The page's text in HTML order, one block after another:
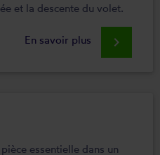
et la descente du volet.
En savoir plus keyboard_arrow_right
essentielle dans un